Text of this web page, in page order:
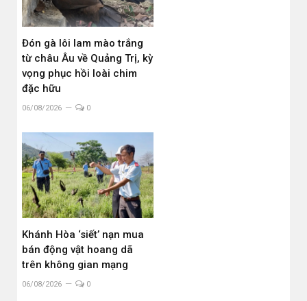
Đón gà lôi lam mào trắng
từ châu Âu về Quảng Trị, kỳ
vọng phục hồi loài chim
đặc hữu
06/08/2026 0
Khánh Hòa ‘siết’ nạn mua
bán động vật hoang dã
trên không gian mạng
06/08/2026 0